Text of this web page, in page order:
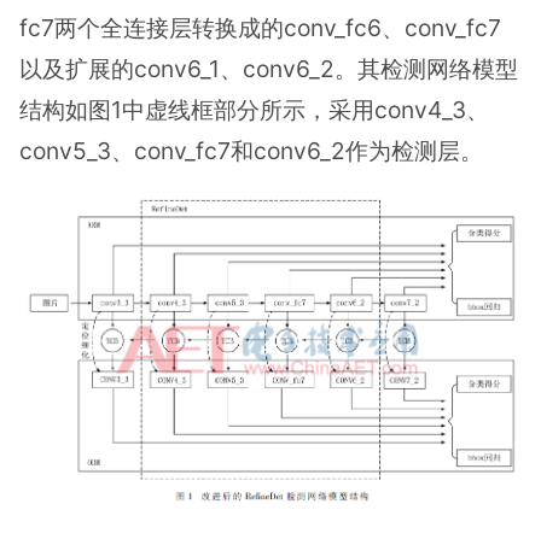
fc7两个全连接层转换成的conv_fc6、conv_fc7
以及扩展的conv6_1、conv6_2。其检测网络模型
结构如图1中虚线框部分所示，采用conv4_3、
conv5_3、conv_fc7和conv6_2作为检测层。